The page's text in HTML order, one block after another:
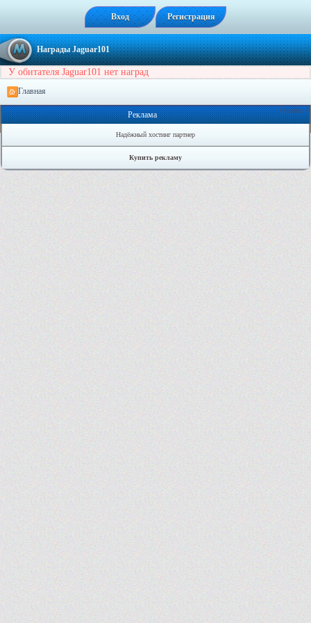
Вход Регистрация
Награды Jaguar101
У обитателя Jaguar101 нет наград
Главная
Онлайн: 4
Реклама
Надёжный хостинг партнер
Купить рекламу